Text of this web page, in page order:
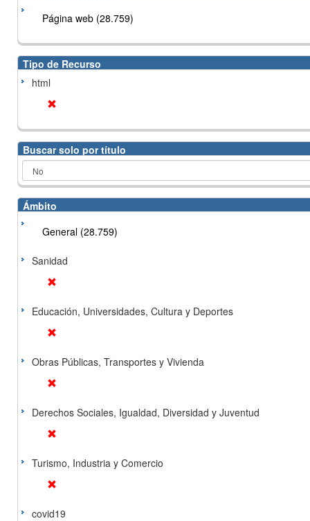
Página web (28.759)
Tipo de Recurso
html
Buscar solo por título
Ámbito
General (28.759)
Sanidad
Educación, Universidades, Cultura y Deportes
Obras Públicas, Transportes y Vivienda
Derechos Sociales, Igualdad, Diversidad y Juventud
Turismo, Industria y Comercio
covid19